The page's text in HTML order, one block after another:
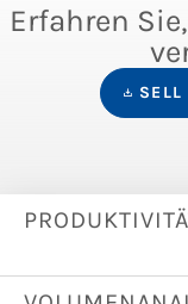
Erfahren
SELL